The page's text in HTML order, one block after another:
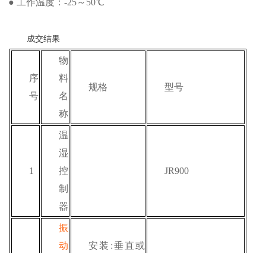
● 工作温度：-25～50℃
成交结果
序
号
物
料
名
称
规格 型号
1
温
湿
控
制
器
JR900
振
动
安装 :垂直或